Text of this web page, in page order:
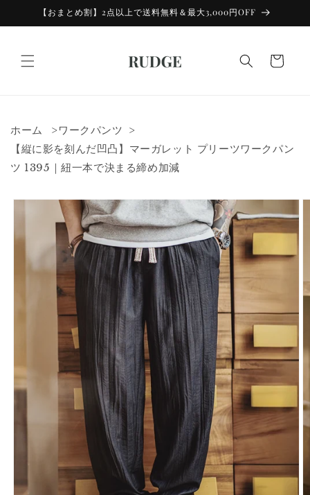
コンテン【おまとめ割】2点以上で送料無料＆最大3,000円OFF
ー
ホーム
ワークパンツ
【縦に影を刻んだ凹凸】マーガレット プリーツワークパン
ツ 1395｜紐一本で決まる締め加減
商品情報
にスキッ